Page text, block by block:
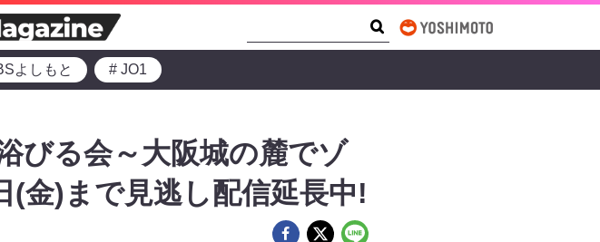
よしもと # JO1
びる会～大阪城の麓でゾ
(金)まで見逃し配信延長中!